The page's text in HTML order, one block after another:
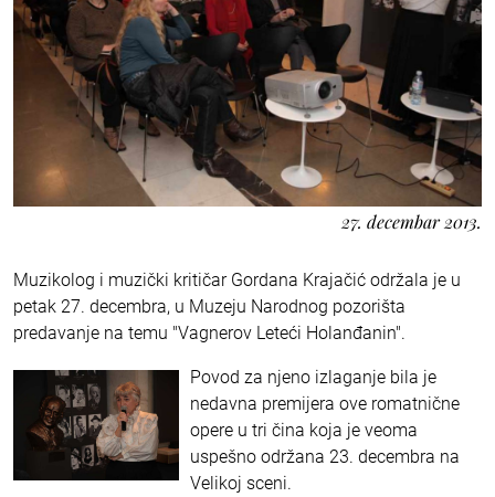
27. decembar 2013.
Muzikolog i muzički kritičar Gordana Krajačić održala je u
petak 27. decembra, u Muzeju Narodnog pozorišta
predavanje na temu "Vagnerov Leteći Holanđanin".
Povod za njeno izlaganje bila je
nedavna premijera ove romatnične
opere u tri čina koja je veoma
uspešno održana 23. decembra na
Velikoj sceni.